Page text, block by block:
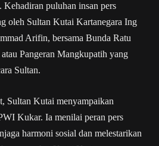
Kehadiran puluhan insan pers
oleh Sultan Kutai Kartanegara Ing
Arifin, bersama Bunda Ratu
Pangeran Mangkupatih yang
Sultan.
Sultan Kutai menyampaikan
Kukar. Ia menilai peran pers
harmoni sosial dan melestarikan